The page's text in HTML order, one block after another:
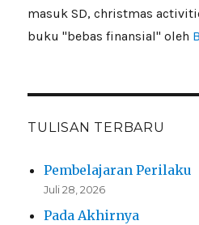
masuk SD, christmas
buku "bebas finansial" oleh
TULISAN TERBARU
Pembelajaran Perilaku
Juli 28, 2026
Pada Akhirnya